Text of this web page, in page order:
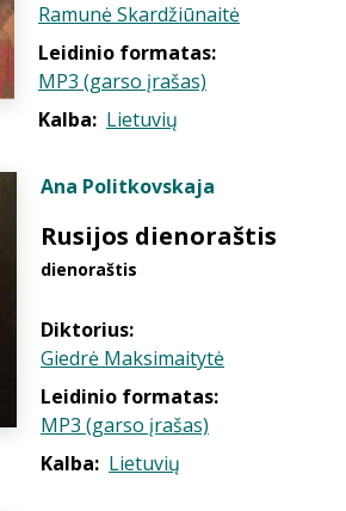
Ramunė Skardžiūnaitė
Leidinio formatas:
MP3 (garso įrašas)
Kalba: Lietuvių
Ana Politkovskaja
Rusijos dienoraštis
dienoraštis
Diktorius:
Giedrė Maksimaitytė
Leidinio formatas:
MP3 (garso įrašas)
Kalba: Lietuvių